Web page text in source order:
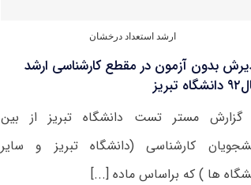
ارشد استعداد درخشان
بدون آزمون در مقطع کارشناسی ارشد
تبریز
گزارش مستر تست دانشگاه تبریز از بین
کارشناسی (دانشگاه تبریز و سایر
ها ) که براساس ماده [...]